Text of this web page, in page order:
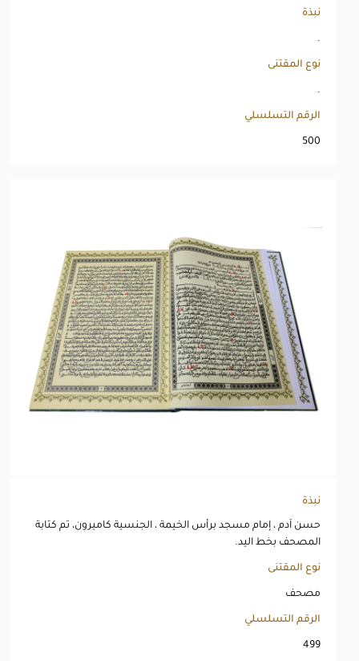
نبذة
.
نوع المقتنى
.
الرقم التسلسلي
500
نبذة
حسن آدم ، إمام مسجد برأس الخيمة ، الجنسية كاميرون، تم كتابة
المصحف بخط اليد.
نوع المقتنى
مصحف
الرقم التسلسلي
499